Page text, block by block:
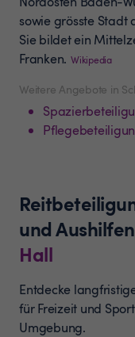
Weitere Angebote in
sowie grösste Stadt
Sie bildet ein
Franken. Wikipedia
und Aushilfen
Hall
Entdecke
für Freizeit und
Umgebung.